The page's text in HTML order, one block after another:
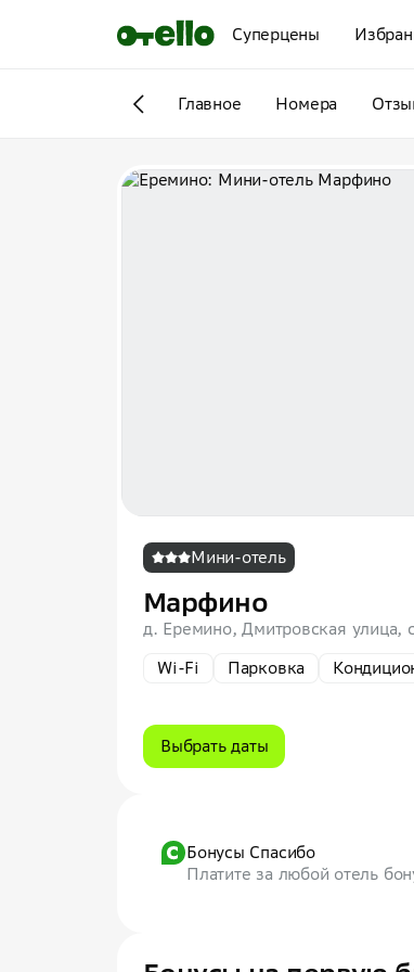
Суперцены
Главное Номера
Мини-отель
Марфино
д. Еремино, Дмитровская улица,
Wi-Fi
Парковка
Выбрать даты
Бонусы Спасибо
Платите за любой отель